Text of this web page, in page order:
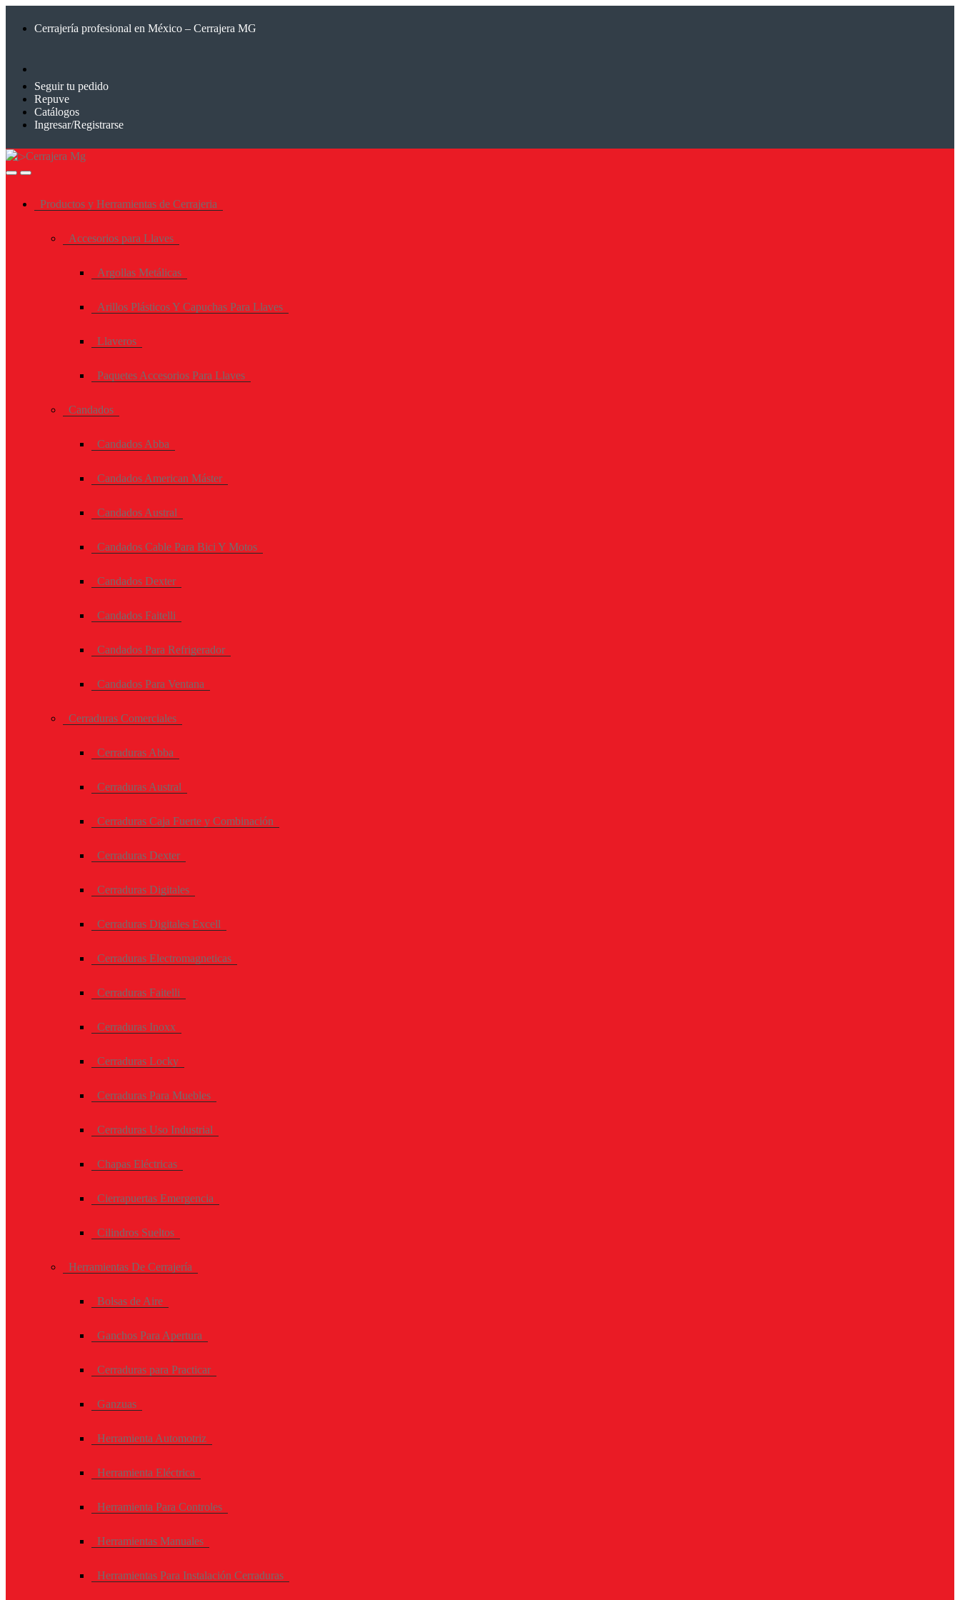
Cerrajería profesional en México – Cerrajera MG
Seguir tu pedido
Repuve
Catálogos
Ingresar/Registrarse
Productos y Herramientas de Cerrajeria
Accesorios para Llaves
Argollas Metálicas
Arillos Plásticos Y Capuchas Para Llaves
Llaveros
Paquetes Accesorios Para Llaves
Candados
Candados Abba
Candados American Máster
Candados Austral
Candados Cable Para Bici Y Motos
Candados Dexter
Candados Faitelli
Candados Para Refrigerador
Candados Para Ventana
Cerraduras Comerciales
Cerraduras Abba
Cerraduras Austral
Cerraduras Caja Fuerte y Combinación
Cerraduras Dexter
Cerraduras Digitales
Cerraduras Digitales Excell
Cerraduras Electromagneticas
Cerraduras Faitelli
Cerraduras Inoxx
Cerraduras Locky
Cerraduras Para Muebles
Cerraduras Uso Industrial
Chapas Eléctricas
Cierrapuertas Emergencia
Cilindros Sueltos
Herramientas De Cerrajería
Bolsas de Aire
Ganchos Para Apertura
Cerraduras para Practicar
Ganzuas
Herramienta Automotriz
Herramienta Eléctrica
Herramienta Para Controles
Herramientas Manuales
Herramientas Para Instalación Cerraduras